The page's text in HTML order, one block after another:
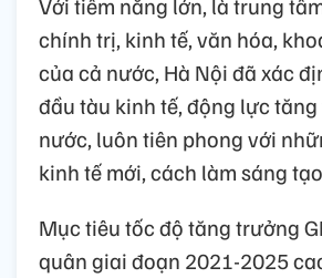
Với tiềm năng lớn, là trung
chính trị, kinh tế, văn hóa,
của cả nước, Hà Nội đã xác
đầu tàu kinh tế, động lực
nước, luôn tiên phong với
kinh tế mới, cách làm sáng
Mục tiêu tốc độ tăng trưởng
quân giai đoạn 2021-2025